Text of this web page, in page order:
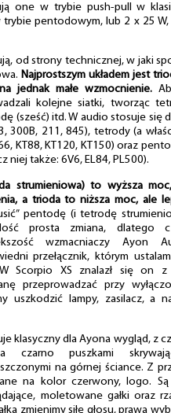
one w trybie push-pull w
trybie pentodowym, lub 2 x 25 W,
od strony technicznej, w jaki
Najprostszym układem jest
jednak małe wzmocnienie.
kolejne siatki, tworząc
(sześć) itd. W audio stosuje się
300B, 211, 845), tetrody (a
KT88, KT120, KT150) oraz
niej także: 6V6, EL84, PL500).
strumieniowa) to wyższa
a trioda to niższa moc, ale
pentodę (i tetrodę
prosta zmiana, dlatego
wzmacniaczy Ayon
przełącznik, którym
Scorpio XS znalazł się on z
przeprowadzać przy
uszkodzić lampy, zasilacz, a
klasyczny dla Ayona wygląd, z
czarno puszkami
na górnej ściance. Z
na kolor czerwony, logo.
moletowane gałki oraz
zmienimy siłę głosu, prawą